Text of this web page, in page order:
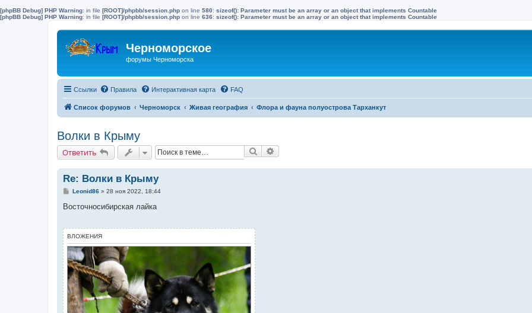
[phpBB Debug] PHP Warning: in file [ROOT]/phpbb/session.php on line 580: sizeof(): Parameter must be an array or an object that implements Countable
[phpBB Debug] PHP Warning: in file [ROOT]/phpbb/session.php on line 636: sizeof(): Parameter must be an array or an object that implements Countable
Черноморское
форумы Черноморска
Ссылки Правила Интерактивная карта FAQ
Список форумов Черноморск Живая география Флора и фауна полуострова Тарханкут
Волки в Крыму
Ответить Поиск
Re: Волки в Крыму
С
о
н
и
е
Leonid86» 28 ноя 2022, 18:44
Восточносибирская лайка
ВЛОЖЕНИЯ